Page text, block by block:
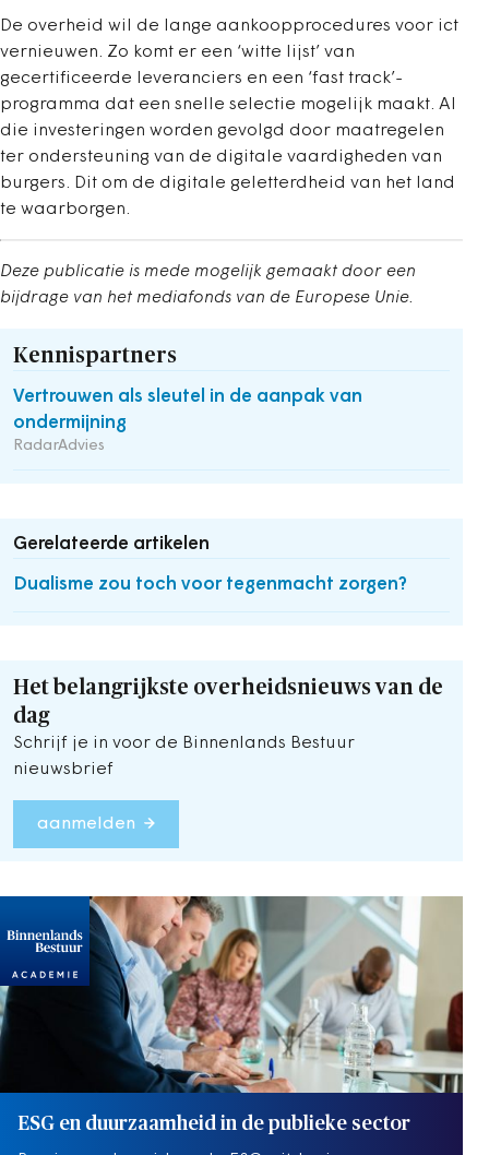
De overheid wil de lange aankoopprocedures voor ict
vernieuwen. Zo komt er een ‘witte lijst’ van
gecertificeerde leveranciers en een ‘fast track’-
programma dat een snelle selectie mogelijk maakt. Al
die investeringen worden gevolgd door maatregelen
ter ondersteuning van de digitale vaardigheden van
burgers. Dit om de digitale geletterdheid van het land
te waarborgen.
Deze publicatie is mede mogelijk gemaakt door een
bijdrage van het mediafonds van de Europese Unie.
Kennispartners
Vertrouwen als sleutel in de aanpak van
ondermijning
RadarAdvies
Gerelateerde artikelen
Dualisme zou toch voor tegenmacht zorgen?
Het belangrijkste overheidsnieuws van de
dag
Schrijf je in voor de Binnenlands Bestuur
nieuwsbrief
aanmelden
ESG en duurzaamheid in de publieke sector